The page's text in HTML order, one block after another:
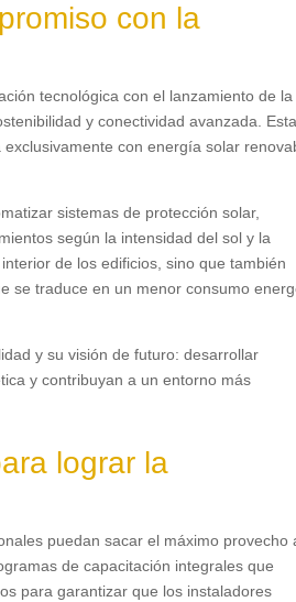
con la
tecnológica con el lanzamiento de la
y conectividad avanzada.
exclusivamente con energía solar
sistemas de protección solar,
según la intensidad del sol y la
de los edificios, sino que también
se traduce en un menor consumo
y su visión de futuro: desarrollar
y contribuyan a un entorno más
lograr la
puedan sacar el máximo provecho
de capacitación integrales que
para garantizar que los instaladores